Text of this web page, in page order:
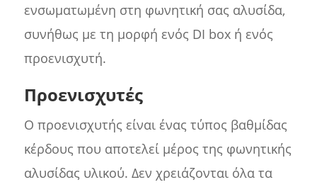
ενσωματωμένη στη φωνητική σας αλυσίδα,
συνήθως με τη μορφή ενός DI box ή ενός
προενισχυτή.
Προενισχυτές
Ο προενισχυτής είναι ένας τύπος βαθμίδας
κέρδους που αποτελεί μέρος της φωνητικής
αλυσίδας υλικού. Δεν χρειάζονται όλα τα